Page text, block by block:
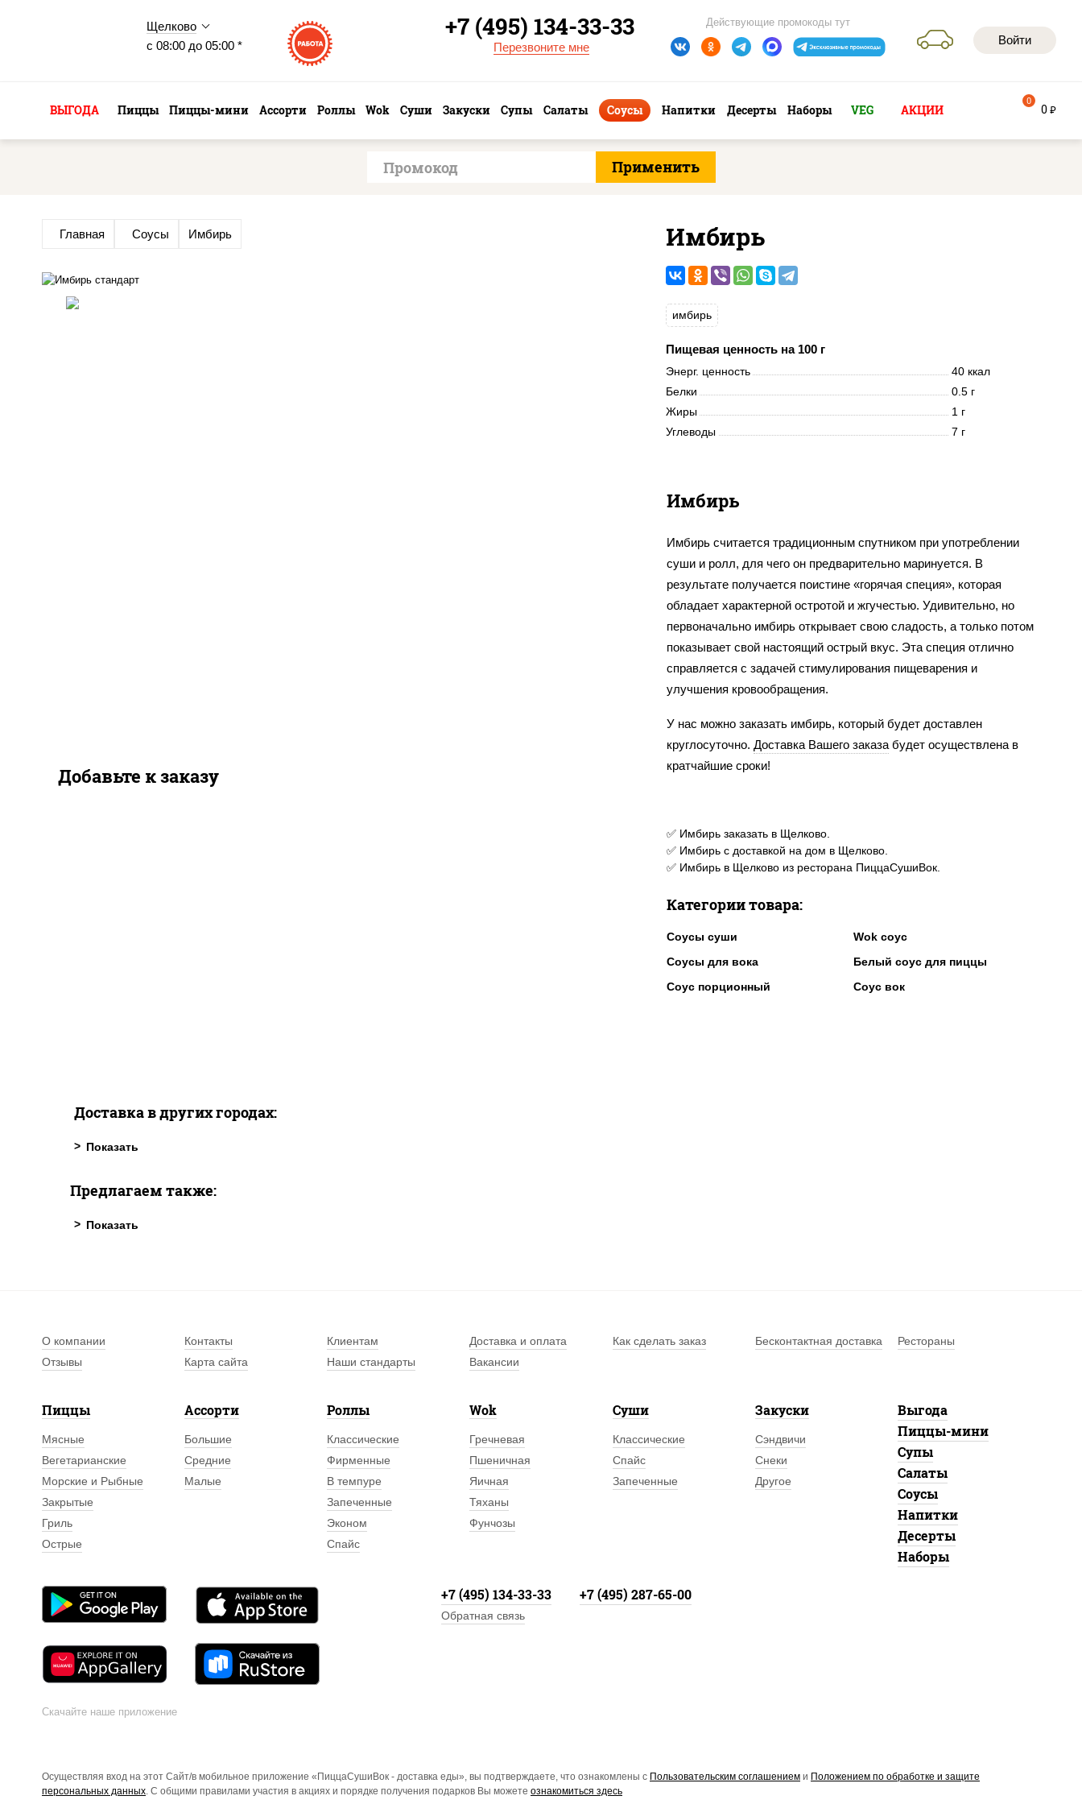
Щелково
с 08:00 до 05:00 *
Войти
Действующие промокоды тут
+7 (495) 134-33-33
Перезвоните мне
ВЫГОДА Пиццы Пиццы-мини Ассорти Роллы Wok Суши Закуски Супы Салаты Соусы Напитки Десерты Наборы VEG АКЦИИ 0 руб
0
Главная Соусы Имбирь Имбирь
имбирь
Пищевая ценность на 100 г
Энерг. ценность
40 ккал
Белки
0.5 г
Жиры
1 г
Углеводы
7 г
Имбирь
Имбирь считается традиционным спутником при употреблении
суши и ролл, для чего он предварительно маринуется. В
результате получается поистине «горячая специя», которая
обладает характерной остротой и жгучестью. Удивительно, но
первоначально имбирь открывает свою сладость, а только потом
показывает свой настоящий острый вкус. Эта специя отлично
справляется с задачей стимулирования пищеварения и
улучшения кровообращения.
У нас можно заказать имбирь, который будет доставлен
круглосуточно. Доставка Вашего заказа будет осуществлена в
кратчайшие сроки!
✅ Имбирь заказать в Щелково.
✅ Имбирь с доставкой на дом в Щелково.
✅ Имбирь в Щелково из ресторана ПиццаСушиВок.
Категории товара:
Соусы суши
Wok соус
Соусы для вока
Белый соус для пиццы
Соус порционный
Соус вок
Добавьте к заказу
Доставка в других городах:
Предлагаем также:
О компании Контакты Клиентам Доставка и оплата Как сделать заказ Бесконтактная доставка
Рестораны
Отзывы
Карта сайта Наши стандарты Вакансии
Пиццы
Мясные
Вегетарианские
Морские и Рыбные
Закрытые
Гриль
Острые
Ассорти
Большие
Средние
Малые
Роллы
Классические
Фирменные
В темпуре
Запеченные
Эконом
Спайс
Wok
Гречневая
Пшеничная
Яичная
Тяханы
Фунчозы
Суши
Классические
Спайс
Запеченные
Закуски
Сэндвичи
Снеки
Другое
Выгода
Пиццы-мини
Супы
Салаты
Соусы
Напитки
Десерты
Наборы
Скачайте наше приложение
+7 (495) 134-33-33 +7 (495) 287-65-00
Обратная связь
Осуществляя вход на этот Сайт/в мобильное приложение «ПиццаСушиВок - доставка еды», вы подтверждаете, что ознакомлены с Пользовательским соглашением и Положением по обработке и защите
персональных данных. С общими правилами участия в акциях и порядке получения подарков Вы можете ознакомиться здесь